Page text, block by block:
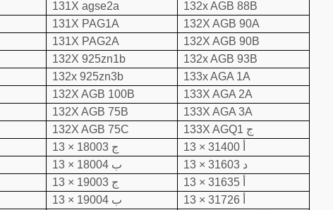
131X agse2a
132x AGB 88B
131X PAG1A
132X AGB 90A
131X PAG2A
132X AGB 90B
132X 925zn1b
132x AGB 93B
132x 925zn3b
133x AGA 1A
132X AGB 100B
133X AGA 2A
132X AGB 75B
133X AGA 3A
132X AGB 75C
133X AGQ1 ج
13 × 18003 ج
13 × 18004 ب
13 × 31603 د
13 × 19003 ج
13 × 19004 ب